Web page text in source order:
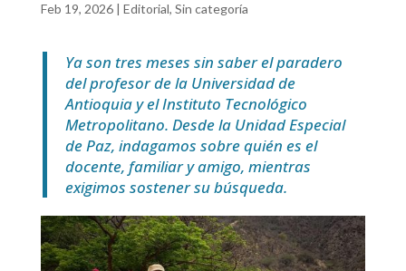
Feb 19, 2026| Editorial, Sin categoría
Ya son tres meses sin saber el paradero
del profesor de la Universidad de
Antioquia y el Instituto Tecnológico
Metropolitano. Desde la Unidad Especial
de Paz, indagamos sobre quién es el
docente, familiar y amigo, mientras
exigimos sostener su búsqueda.